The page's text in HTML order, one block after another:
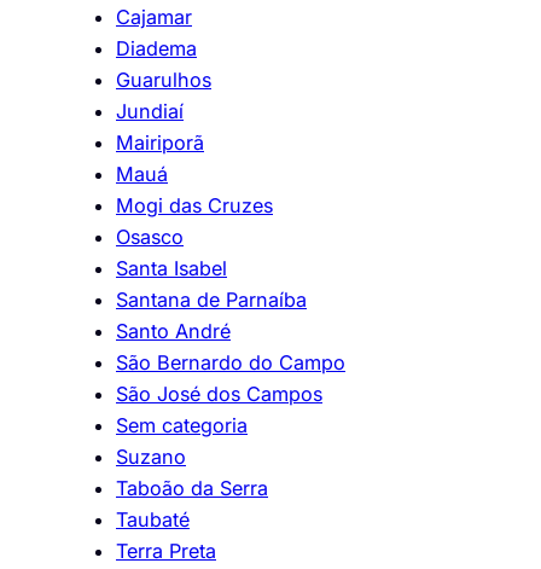
Cajamar
Diadema
Guarulhos
Jundiaí
Mairiporã
Mauá
Mogi das Cruzes
Osasco
Santa Isabel
Santana de Parnaíba
Santo André
São Bernardo do Campo
São José dos Campos
Sem categoria
Suzano
Taboão da Serra
Taubaté
Terra Preta